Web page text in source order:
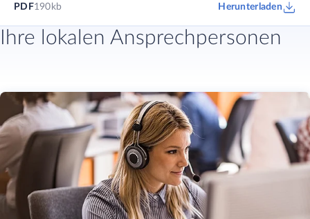
PDF190kb Herunterladen
Ihre lokalen Ansprechpersonen